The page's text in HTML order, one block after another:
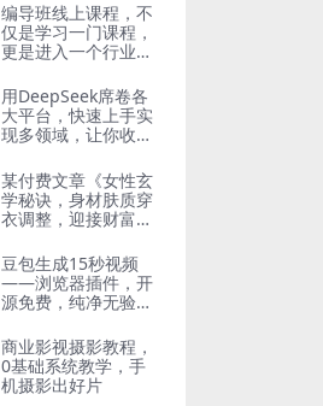
编导班线上课程，不
仅是学习一门课程，
更是进入一个行业，
V
用DeepSeek席卷各
大平台，快速上手实
现多领域，让你收入
某付费文章《女性玄
学秘诀，身材肤质穿
衣调整，迎接财富贵
豆包生成15秒视频
——浏览器插件，开
源免费，纯净无验
商业影视摄影教程，
0基础系统教学，手
机摄影出好片